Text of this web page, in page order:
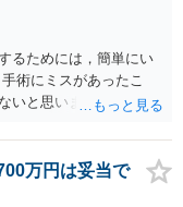
るためには，簡単にい
術にミスがあったこ
いと思います。 ② 手
たこと ④ 仕事を休まな
発生したこと ⑤ マスク
る精神的な損害が発生
万円は妥当で